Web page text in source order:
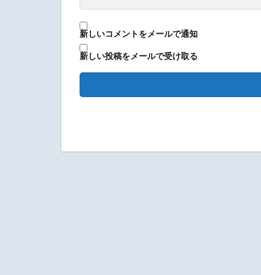
新しいコメントをメールで通知
新しい投稿をメールで受け取る